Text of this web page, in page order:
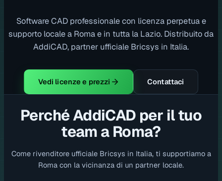
Software CAD professionale con licenza perpetua e
supporto locale a Roma e in tutta la Lazio. Distribuito da
AddiCAD, partner ufficiale Bricsys in Italia.
Vedi licenze e prezzi Contattaci
Perché AddiCAD per il tuo
team a Roma?
Come rivenditore ufficiale Bricsys in Italia, ti supportiamo a
Roma con la vicinanza di un partner locale.